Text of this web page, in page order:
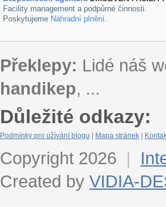
Facility management a podpůrné činnosti.
Poskytujeme Náhradní plnění.
Překlepy: Lidé náš
handikep, ...
Důležité odkazy:
Podmínky pro užívání blogu Mapa stránek
Copyright 2026 |
Created by VIDIA-